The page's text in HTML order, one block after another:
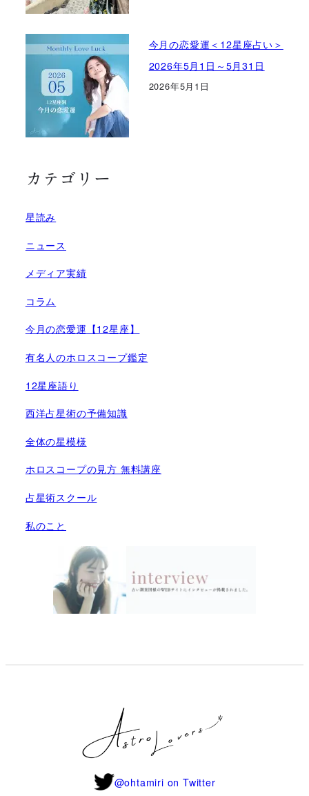
今月の恋愛運＜12星座占い＞
2026年5月1日～5月31日
2026年5月1日
カテゴリー
星読み
ニュース
メディア実績
コラム
今月の恋愛運【12星座】
有名人のホロスコープ鑑定
12星座語り
西洋占星術の予備知識
全体の星模様
ホロスコープの見方 無料講座
占星術スクール
私のこと
@ohtamiri on Twitter